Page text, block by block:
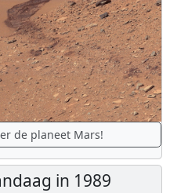
de planeet Mars!
in 1989